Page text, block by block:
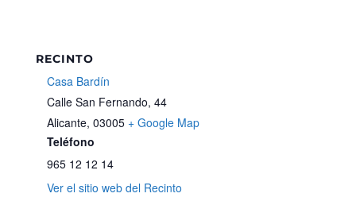
RECINTO
Casa Bardín
Calle San Fernando, 44
Alicante, 03005 + Google Map
Teléfono
965 12 12 14
Ver el sitio web del Recinto